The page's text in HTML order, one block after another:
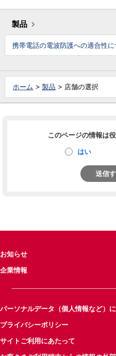
製品
携帯電話の電波防護への適合性に
ホーム 製品 店舗の選択
このページの情報は
はい
送信
お知らせ
企業情報
パーソナルデータ（個人情報など）
プライバシーポリシー
サイトご利用にあたって